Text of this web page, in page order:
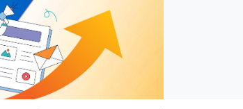
關於我們